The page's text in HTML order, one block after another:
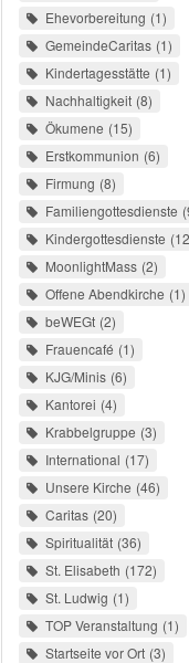
Ehevorbereitung 1
GemeindeCaritas 1
Kindertagesstätte 1
Nachhaltigkeit 8
Ökumene 15
Erstkommunion 6
Firmung 8
Familiengottesdienste
Kindergottesdienste 12
MoonlightMass 2
Offene Abendkirche 1
beWEGt 2
Frauencafé 1
KJG/Minis 6
Kantorei 4
Krabbelgruppe 3
International 17
Unsere Kirche 46
Caritas 20
Spiritualität 36
St. Elisabeth 172
St. Ludwig 1
TOP Veranstaltung 1
Startseite vor Ort 3